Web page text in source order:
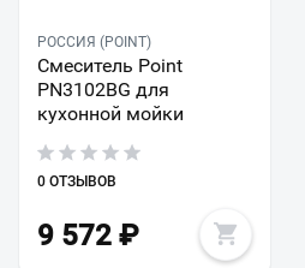
РОССИЯ (POINT)
Смеситель Point
PN3102BG для
кухонной мойки
0 ОТЗЫВОВ
9 572 ₽